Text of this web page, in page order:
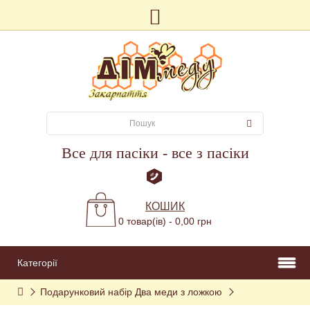
Все для пасіки - все з пасіки
КОШИК
0 товар(ів) - 0,00 грн
Категорії
Подарунковий набір Два меди з ложкою